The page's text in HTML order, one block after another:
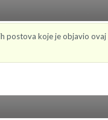
postova koje je objavio